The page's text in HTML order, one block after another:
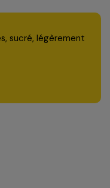
sucré, légèrement